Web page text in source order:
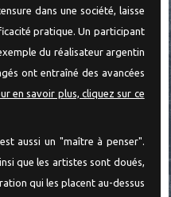
dans une société, laisse
pratique. Un participant
du réalisateur argentin
ont entraîné des avancées
en savoir plus, cliquez sur ce
aussi un "maître à penser".
que les artistes sont doués,
qui les placent au-dessus